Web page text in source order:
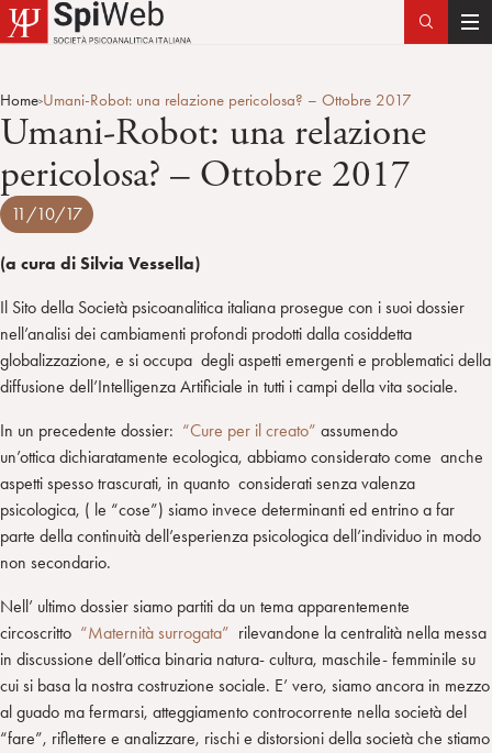
T
Home>Umani-Robot: una relazione pericolosa? – Ottobre 2017
Umani-Robot: una relazione
pericolosa? – Ottobre 2017
11/10/17
(a cura di Silvia Vessella)
Il Sito della Società psicoanalitica italiana prosegue con i suoi dossier
nell’analisi dei cambiamenti profondi prodotti dalla cosiddetta
globalizzazione, e si occupa degli aspetti emergenti e problematici della
diffusione dell’Intelligenza Artificiale in tutti i campi della vita sociale.
In un precedente dossier: “Cure per il creato” assumendo
un’ottica dichiaratamente ecologica, abbiamo considerato come anche
aspetti spesso trascurati, in quanto considerati senza valenza
psicologica, ( le “cose”) siamo invece determinanti ed entrino a far
parte della continuità dell’esperienza psicologica dell’individuo in modo
non secondario.
Nell’ ultimo dossier siamo partiti da un tema apparentemente
circoscritto “Maternità surrogata” rilevandone la centralità nella messa
in discussione dell’ottica binaria natura- cultura, maschile- femminile su
cui si basa la nostra costruzione sociale. E’ vero, siamo ancora in mezzo
al guado ma fermarsi, atteggiamento controcorrente nella società del
“fare”, riflettere e analizzare, rischi e distorsioni della società che stiamo